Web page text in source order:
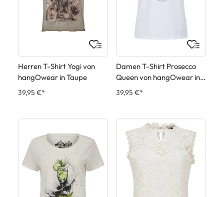
Herren T-Shirt Yogi von
hangOwear in Taupe
39,95 €*
Damen T-Shirt Prosecco
Queen von hangOwear in
Weiß
39,95 €*